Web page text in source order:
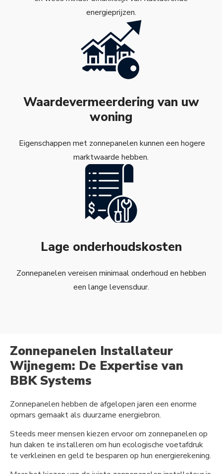
energieprijzen.
Waardevermeerdering van uw
woning
Eigenschappen met zonnepanelen kunnen een hogere
marktwaarde hebben.
Lage onderhoudskosten
Zonnepanelen vereisen minimaal onderhoud en hebben
een lange levensduur.
Zonnepanelen Installateur
Wijnegem: De Expertise van
BBK Systems
Zonnepanelen hebben de afgelopen jaren een enorme
opmars gemaakt als duurzame energiebron.
Steeds meer mensen kiezen ervoor om zonnepanelen op
hun daken te installeren om hun ecologische voetafdruk
te verkleinen en geld te besparen op hun energierekening.